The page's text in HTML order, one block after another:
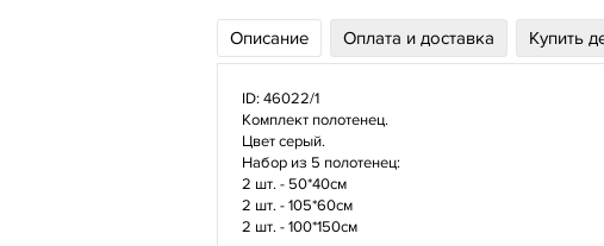
Описание Оплата и доставка Купить
ID: 46022/1
Комплект полотенец.
Цвет серый.
Набор из 5 полотенец:
2 шт. - 50*40см
2 шт. - 105*60см
2 шт. - 100*150см